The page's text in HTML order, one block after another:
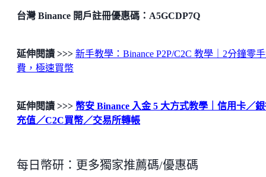
台灣 Binance 開戶註冊優惠碼：A5GCDP7Q
延伸閱讀 >>> 新手教學：Binance P2P/C2C 教學｜2分鐘零
費，極速買幣
延伸閱讀 >>> 幣安 Binance 入金 5 大方式教學｜信用卡／
充值／C2C買幣／交易所轉帳
每日幣研：更多獨家推薦碼/優惠碼